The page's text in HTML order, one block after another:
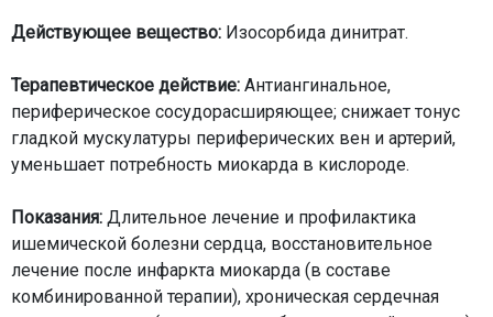
Действующее вещество: Изосорбида динитрат.
Терапевтическое действие: Антиангинальное,
периферическое сосудорасширяющее; снижает тонус
гладкой мускулатуры периферических вен и артерий,
уменьшает потребность миокарда в кислороде.
Показания: Длительное лечение и профилактика
ишемической болезни сердца, восстановительное
лечение после инфаркта миокарда (в составе
комбинированной терапии), хроническая сердечная